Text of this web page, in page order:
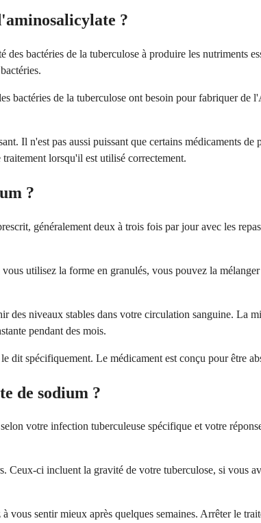
?
bactéries de la tuberculose à produire les nutriments
de la tuberculose ont besoin pour fabriquer de
Il n'est pas aussi puissant que certains médicaments
lorsqu'il est utilisé correctement.
?
généralement deux à trois fois par jour avec les
utilisez la forme en granulés, vous pouvez la
des niveaux stables dans votre circulation sanguine. La
pendant des mois.
dit spécifiquement. Le médicament est conçu pour être
de sodium ?
votre infection tuberculeuse spécifique et votre
ci incluent la gravité de votre tuberculose, si vous
sentir mieux après quelques semaines. Arrêter le